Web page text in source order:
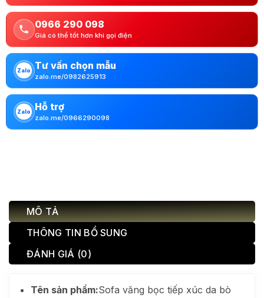
0966 290 098
Giá có thể tốt hơn khi gọi điện
Zalo Tư vấn chọn mẫu
zalo.me/0982625913
Zalo Hỗ trợ
zalo.me/0966290098
MÔ TẢ
THÔNG TIN BỔ SUNG
ĐÁNH GIÁ (0)
Tên sản phẩm:Sofa văng bọc tiếp xúc da bò